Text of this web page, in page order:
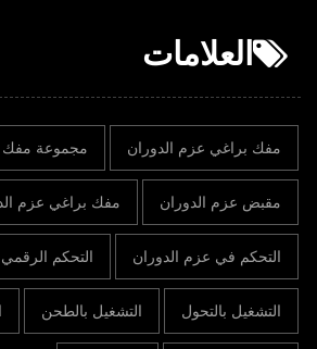
العلامات
مفك براغي عزم الدوران مجموعة مفك
مقبض عزم الدوران مفك براغي عزم
التحكم في عزم الدوران التحكم الرقمي
التشغيل بالتحول التشغيل بالطحن